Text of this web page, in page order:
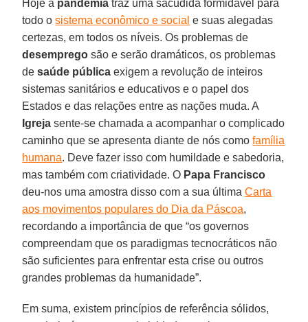
Hoje a pandemia traz uma sacudida formidável para
todo osistema econômico e social e suas alegadas
certezas, em todos os níveis. Os problemas de
desemprego são e serão dramáticos, os problemas
desaúde pública exigem a revolução de inteiros
sistemas sanitários e educativos e o papel dos
Estados e das relações entre as nações muda. A
Igreja sente-se chamada a acompanhar o complicado
caminho que se apresenta diante de nós comofamília
humana. Deve fazer isso com humildade e sabedoria,
mas também com criatividade. O Papa Francisco
deu-nos uma amostra disso com a sua últimaCarta
aos movimentos populares do Dia da Páscoa,
recordando a importância de que “os governos
compreendam que os paradigmas tecnocráticos não
são suficientes para enfrentar esta crise ou outros
grandes problemas da humanidade”.
Em suma, existem princípios de referência sólidos,